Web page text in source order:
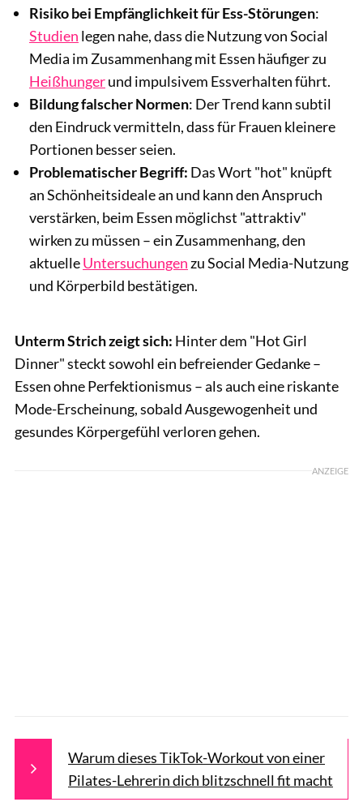
Risiko bei Empfänglichkeit für Ess-Störungen:
Studien legen nahe, dass die Nutzung von Social
Media im Zusammenhang mit Essen häufiger zu
Heißhungerund impulsivem Essverhalten führt.
Bildung falscher Normen: Der Trend kann subtil
den Eindruck vermitteln, dass für Frauen kleinere
Portionen besser seien.
Problematischer Begriff: Das Wort "hot" knüpft
an Schönheitsideale an und kann den Anspruch
verstärken, beim Essen möglichst "attraktiv"
wirken zu müssen – ein Zusammenhang, den
aktuelleUntersuchungenzu Social Media-Nutzung
und Körperbild bestätigen.
Unterm Strich zeigt sich: Hinter dem "Hot Girl
Dinner" steckt sowohl ein befreiender Gedanke –
Essen ohne Perfektionismus – als auch eine riskante
Mode-Erscheinung, sobald Ausgewogenheit und
gesundes Körpergefühl verloren gehen.
ANZEIGE
Warum dieses TikTok-Workout von einer
Pilates-Lehrerin dich blitzschnell fit macht